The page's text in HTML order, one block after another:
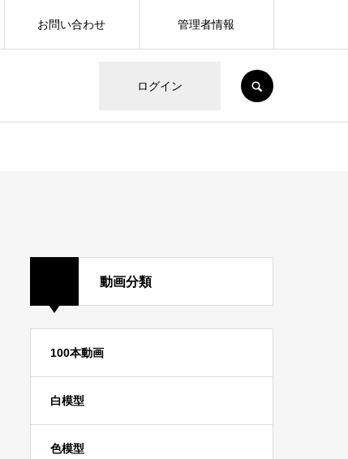
ログイン
お問い合わせ 管理者情報
動画分類
100本動画
白模型
色模型